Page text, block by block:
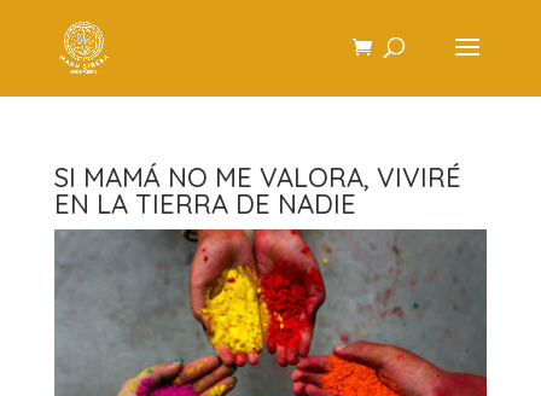
SI MAMÁ NO ME VALORA, VIVIRÉ
EN LA TIERRA DE NADIE